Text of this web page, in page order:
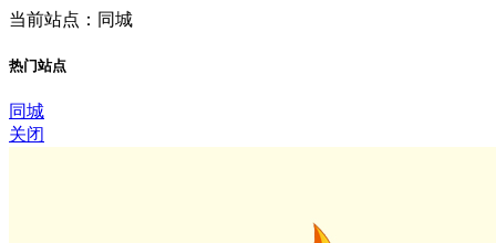
当前站点：同城
热门站点
同城
关闭